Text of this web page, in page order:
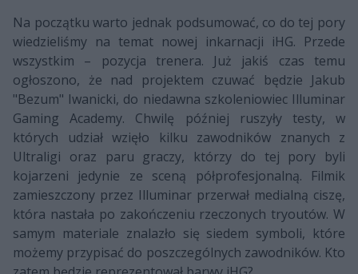
Na początku warto jednak podsumować, co do tej pory
wiedzieliśmy na temat nowej inkarnacji iHG. Przede
wszystkim – pozycja trenera. Już jakiś czas temu
ogłoszono, że nad projektem czuwać będzie Jakub
"Bezum" Iwanicki, do niedawna szkoleniowiec Illuminar
Gaming Academy. Chwilę później ruszyły testy, w
których udział wzięło kilku zawodników znanych z
Ultraligi oraz paru graczy, którzy do tej pory byli
kojarzeni jedynie ze sceną półprofesjonalną. Filmik
zamieszczony przez Illuminar przerwał medialną ciszę,
która nastała po zakończeniu rzeczonych tryoutów. W
samym materiale znalazło się siedem symboli, które
możemy przypisać do poszczególnych zawodników. Kto